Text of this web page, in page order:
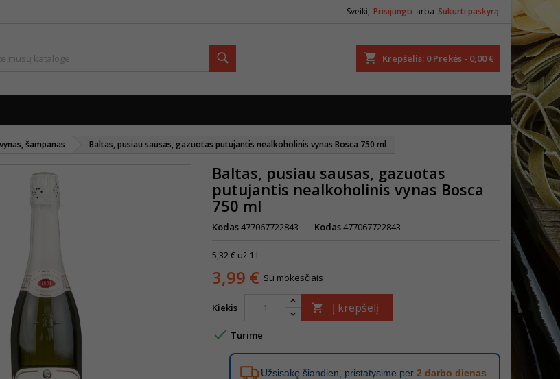
Sveiki, Prisijungti arba Sukurti paskyrą
Krepšelis 0 Prekės - 0,00 €
šampanas Baltas, pusiau sausas, gazuotas putujantis nealkoholinis vynas Bosca 750 ml
Baltas, pusiau sausas, gazuotas
putujantis nealkoholinis vynas Bosca
750 ml
Kodas477067722843 Kodas477067722843
5,32 € už 1 l
3,99 € Su mokesčiais
Kiekis  Į krepšelį
 Turime
Užsisakę šiandien, pristatysime per 2 darbo dienas